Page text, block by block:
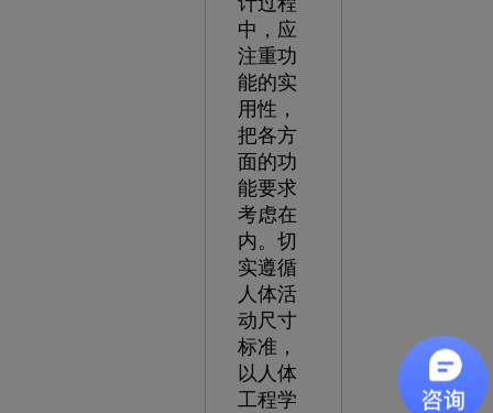
中，应
注重功
能的实
用性，
把各方
面的功
能要求
考虑在
内。切
实遵循
人体活
动尺寸
标准，
以人体
工程学